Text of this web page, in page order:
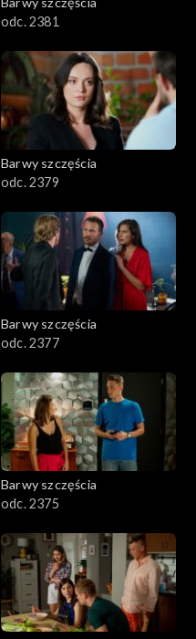
odc. 2381
Barwy szczęścia
odc. 2379
Barwy szczęścia
odc. 2377
Barwy szczęścia
odc. 2375